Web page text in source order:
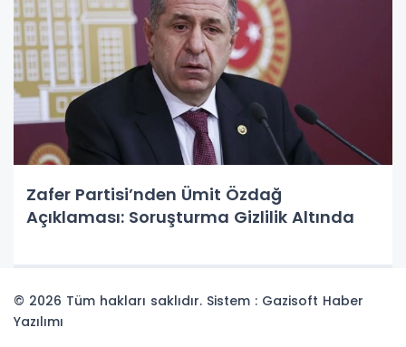
Zafer Partisi’nden Ümit Özdağ
Açıklaması: Soruşturma Gizlilik Altında
© 2026 Tüm hakları saklıdır. Sistem : Gazisoft Haber
Yazılımı